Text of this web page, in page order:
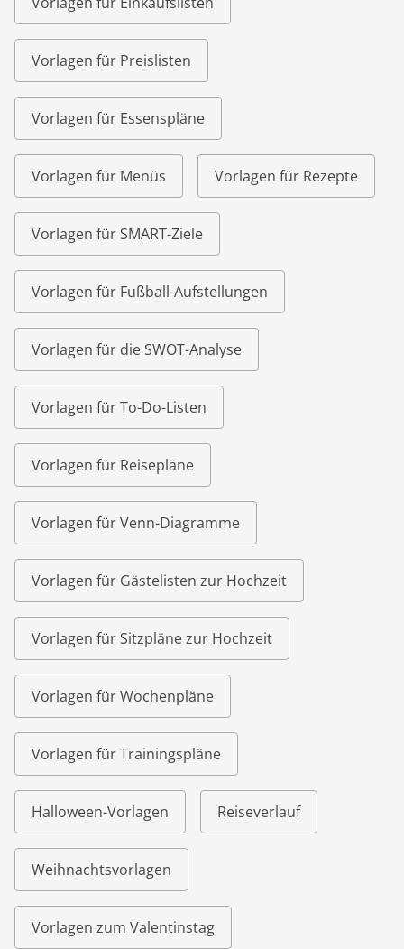
Vorlagen für Preislisten
Vorlagen für Essenspläne
Vorlagen für Menüs Vorlagen für Rezepte
Vorlagen für SMART-Ziele
Vorlagen für Fußball-Aufstellungen
Vorlagen für die SWOT-Analyse
Vorlagen für To-Do-Listen
Vorlagen für Reisepläne
Vorlagen für Venn-Diagramme
Vorlagen für Gästelisten zur Hochzeit
Vorlagen für Sitzpläne zur Hochzeit
Vorlagen für Wochenpläne
Vorlagen für Trainingspläne
Halloween-Vorlagen Reiseverlauf
Weihnachtsvorlagen
Vorlagen zum Valentinstag